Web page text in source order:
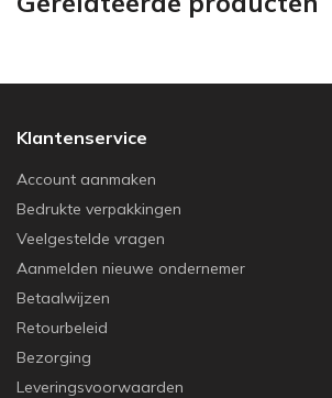
Klantenservice
Account aanmaken
Bedrukte verpakkingen
Veelgestelde vragen
Aanmelden nieuwe ondernemer
Betaalwijzen
Retourbeleid
Bezorging
Leveringsvoorwaarden